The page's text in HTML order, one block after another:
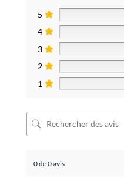
5
4
3
2
1
0 de 0 avis